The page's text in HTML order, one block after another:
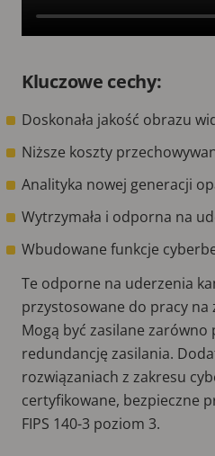
Kluczowe cechy:
Doskonała jakość obrazu
Niższe koszty
Analityka nowej generacji
Wytrzymała i odporna na
Wbudowane funkcje
Te odporne na uderzenia
przystosowane do pracy
Mogą być zasilane zarówno
redundancję zasilania.
rozwiązaniach z zakresu
certyfikowane, bezpieczne
FIPS 140-3 poziom 3.